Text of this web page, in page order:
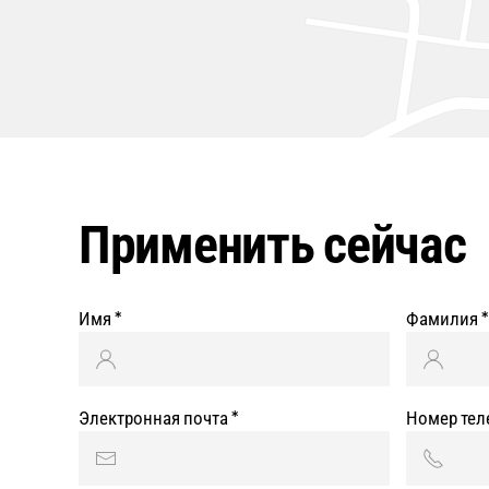
Применить сейчас
Имя * Фамилия *
Электронная почта * Номер